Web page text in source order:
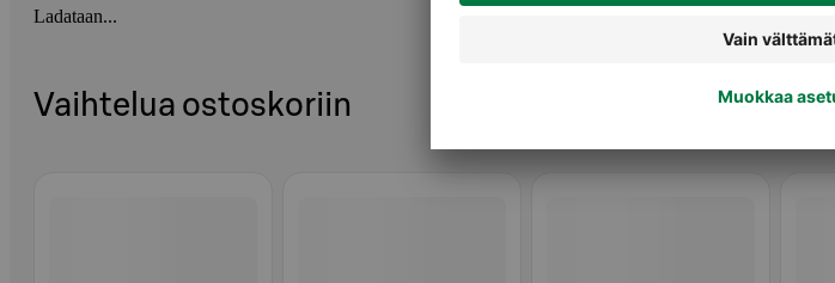
Ladataan...
Vaihtelua ostoskoriin